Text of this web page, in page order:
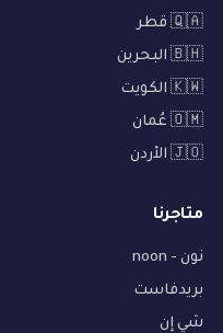
🇶🇦 قطر
🇧🇭 البحرين
🇰🇼 الكويت
🇴🇲 عُمان
🇯🇴 الأردن
متاجرنا
نون - noon
بريدفاست
شي إن